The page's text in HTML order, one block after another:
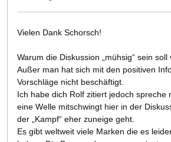
Vielen Dank Schorsch!
Warum die Diskussion „mühsig“ sein
Außer man hat sich mit den positiven
Vorschläge nicht beschäftigt.
Ich habe dich Rolf zitiert jedoch spreche
eine Welle mitschwingt hier in der
der „Kampf“ eher zuneige geht.
Es gibt weltweit viele Marken die es